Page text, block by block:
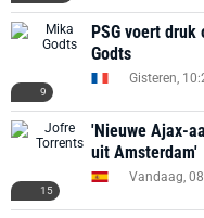
9
PSG voert
Godts
Gisteren,
15
'Nieuwe Ajax-
uit Amsterdam'
Vandaag,